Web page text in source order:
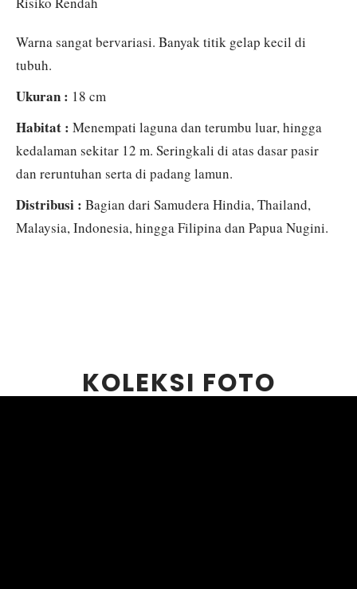
Warna sangat bervariasi. Banyak titik gelap kecil di
tubuh.
Ukuran : 18 cm
Habitat : Menempati laguna dan terumbu luar, hingga
kedalaman sekitar 12 m. Seringkali di atas dasar pasir
dan reruntuhan serta di padang lamun.
Distribusi : Bagian dari Samudera Hindia, Thailand,
Malaysia, Indonesia, hingga Filipina dan Papua Nugini.
KOLEKSI FOTO